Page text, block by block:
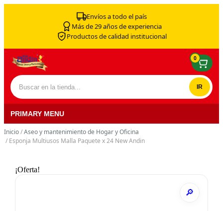
Envíos a todo el país
Más de 29 años de experiencia
Productos de calidad institucional
Buscar por:
0
PRIMARY MENU
Inicio/Aseo y mantenimiento de Hogar y Oficina
/ Esponja Multiusos Malla Paquete x 24 New Andin
¡Oferta!